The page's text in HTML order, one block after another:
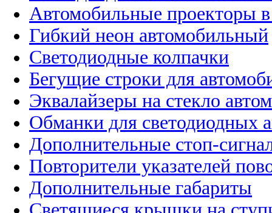
Автомобильные проекторы
Гибкий неон автомобильный
Светодиодные колпачки
Бегущие строки для
Эквалайзеры на стекло
Обманки для светодиодных
Дополнительные стоп-
Повторители указателей
Дополнительные габариты